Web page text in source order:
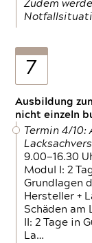
Zudem
7
Ausbildung
nicht einzeln
Termin 4/10:
9.00—16.30
Modul I: 2
Grundlagen
Hersteller +
Schäden am
II: 2 Tage in
La…